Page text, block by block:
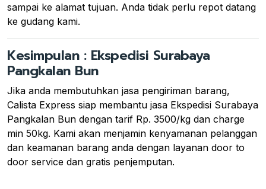
sampai ke alamat tujuan. Anda tidak perlu repot datang
ke gudang kami.
Kesimpulan : Ekspedisi Surabaya
Pangkalan Bun
Jika anda membutuhkan jasa pengiriman barang,
Calista Express siap membantu jasa Ekspedisi Surabaya
Pangkalan Bun dengan tarif Rp. 3500/kg dan charge
min 50kg. Kami akan menjamin kenyamanan pelanggan
dan keamanan barang anda dengan layanan door to
door service dan gratis penjemputan.